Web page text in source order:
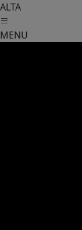
ALTA
MENU